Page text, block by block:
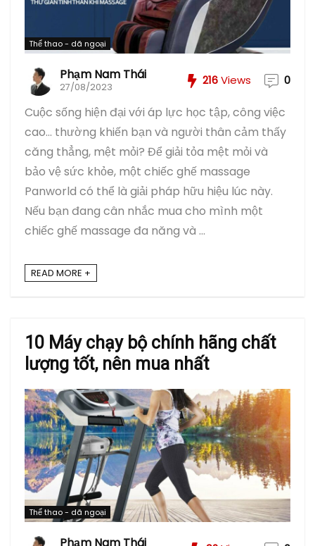
Thể thao - dã ngoại
Phạm Nam Thái
27/08/2023 216Views 0
Cuộc sống hiện đại với áp lực học tập, công việc
cao… thường khiến bạn và người thân cảm thấy
căng thẳng, mệt mỏi? Để giải tỏa mệt mỏi và
bảo vệ sức khỏe, một chiếc ghế massage
Panworld có thể là giải pháp hữu hiệu lúc này.
Nếu bạn đang cân nhắc mua cho mình một
chiếc ghế massage đa năng và ...
READ MORE +
10 Máy chạy bộ chính hãng chất
lượng tốt, nên mua nhất
Thể thao - dã ngoại